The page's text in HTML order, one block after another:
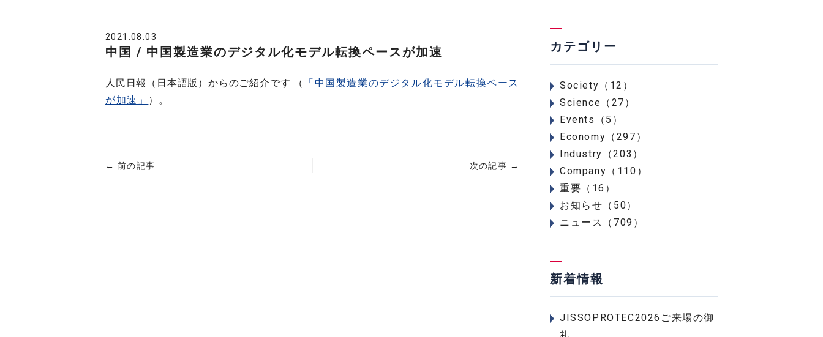
2021.08.03
中国 / 中国製造業のデジタル化モデル転換ペースが加速
人民日報（日本語版）からのご紹介です （
「中国製造業のデジタル化モデル転換ペース
が加速」 ）。
← 前の記事 次の記事 →
カテゴリー
Society（12）
Science（27）
Events（5）
Economy（297）
Industry（203）
Company（110）
重要（16）
お知らせ（50）
ニュース（709）
新着情報
JISSOPROTEC2026ご来場の御